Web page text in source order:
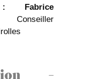
: Fabrice
-